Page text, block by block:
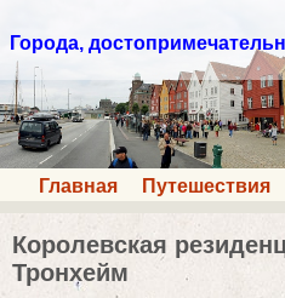
Города,
Главная Путешествия
Королевская
Тронхейм